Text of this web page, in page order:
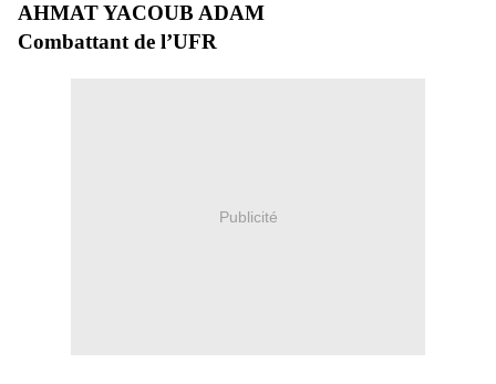
AHMAT YACOUB ADAM
Combattant de l’UFR
Publicité